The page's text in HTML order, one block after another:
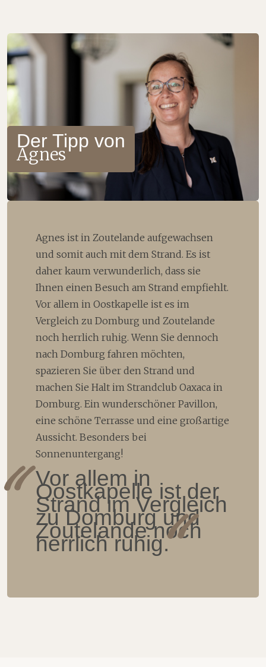
Der Tipp von
Agnes
Agnes ist in Zoutelande aufgewachsen
und somit auch mit dem Strand. Es ist
daher kaum verwunderlich, dass sie
Ihnen einen Besuch am Strand empfiehlt.
Vor allem in Oostkapelle ist es im
Vergleich zu Domburg und Zoutelande
noch herrlich ruhig. Wenn Sie dennoch
nach Domburg fahren möchten,
spazieren Sie über den Strand und
machen Sie Halt im Strandclub Oaxaca in
Domburg. Ein wunderschöner Pavillon,
eine schöne Terrasse und eine großartige
Aussicht. Besonders bei
Sonnenuntergang!
Vor allem in
Oostkapelle ist der
Strand im Vergleich
zu Domburg und
Zoutelande noch
herrlich ruhig.